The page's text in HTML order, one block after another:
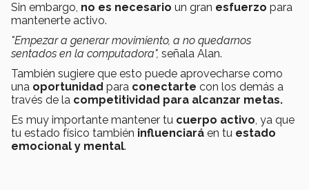
Sin embargo, no es necesario un gran esfuerzo para
mantenerte activo.
"Empezar a generar movimiento, a no quedarnos
sentados en la computadora", señala Alan.
También sugiere que esto puede aprovecharse como
una oportunidad para conectarte con los demás a
través de la competitividad para alcanzar metas.
Es muy importante mantener tu cuerpo activo, ya que
tu estado físico también influenciará en tu estado
emocional y mental.